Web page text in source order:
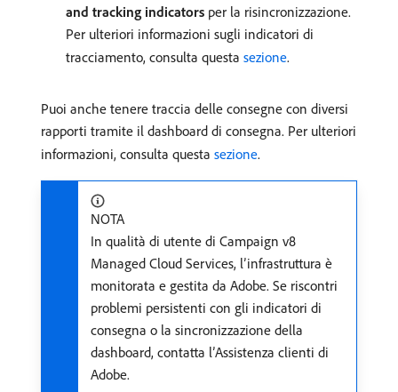
and tracking indicators per la risincronizzazione.
Per ulteriori informazioni sugli indicatori di
tracciamento, consulta questa sezione.
Puoi anche tenere traccia delle consegne con diversi
rapporti tramite il dashboard di consegna. Per ulteriori
informazioni, consulta questa sezione.
NOTA
In qualità di utente di Campaign v8
Managed Cloud Services, l’infrastruttura è
monitorata e gestita da Adobe. Se riscontri
problemi persistenti con gli indicatori di
consegna o la sincronizzazione della
dashboard, contatta l’Assistenza clienti di
Adobe.